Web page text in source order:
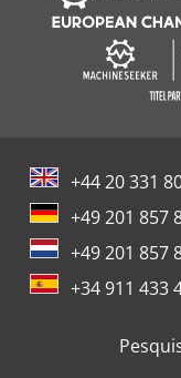
+44 20 331
+49 201 857
+49 201 857
+34 911 433